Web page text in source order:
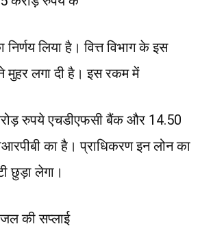
लिया है। वित्त विभाग के इस
ने मुहर लगा दी है। इस रकम में
रुपये एचडीएफसी बैंक और 14.50
का है। प्राधिकरण इन लोन का
छुड़ा लेगा।
की सप्लाई